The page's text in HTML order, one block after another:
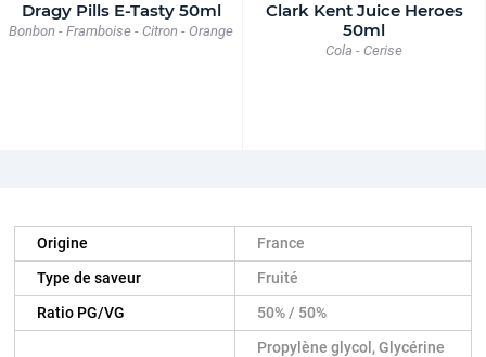
Dragy Pills E-Tasty 50ml
Bonbon - Framboise - Citron - Orange
Clark Kent Juice Heroes
50ml
Cola - Cerise
Origine
France
Type de saveur
Fruité
Ratio PG/VG
50% / 50%
Propylène glycol, Glycérine